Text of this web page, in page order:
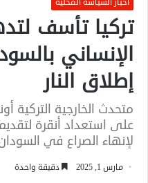
تركيا تأسف
الإنساني
إطلاق النار
متحدث الخارجية التركية
على استعداد أنقرة
لإنهاء الصراع في
مارس 1, 2025 دقيقة واحدة